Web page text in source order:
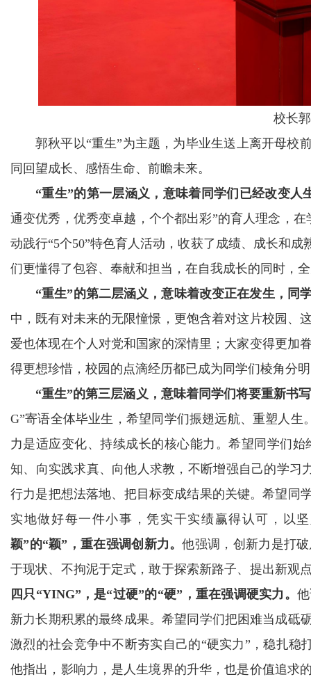
校长
郭秋平以“重生”为主题，为毕业生送上离开母校
同回望成长、感悟生命、前瞻未来。
“重生”的第一层涵义，意味着同学们已经改变
通变优秀，优秀变卓越，个个都出彩”的育人理念，
动践行“5个50”特色育人活动，收获了成绩、成长和
们更懂得了包容、奉献和担当，在自我成长的同时，
“重生”的第二层涵义，意味着改变正在发生，同
中，既有对未来的无限憧憬，更饱含着对这片校园、
爱也体现在个人对党和国家的深情里；大家变得更加
得更想珍惜，校园的点滴经历都已成为同学们棱角分
“重生”的第三层涵义，意味着同学们将要重新书
G”寄语全体毕业生，希望同学们振翅远航、重塑人生
力是适应变化、持续成长的核心能力。希望同学们
知、向实践求真、向他人求教，不断增强自己的学习
行力是把想法落地、把目标变成结果的关键。希望同
实地做好每一件小事，凭实干实绩赢得认可，以
颖”的“颖”，重在强调创新力。他强调，创新力是打
于现状、不拘泥于定式，敢于探索新路子、提出新观
四只“YING”，是“过硬”的“硬”，重在强调硬实力。
新力长期积累的最终成果。希望同学们把困难当成砥
激烈的社会竞争中不断夯实自己的“硬实力”，稳扎稳
他指出，影响力，是人生境界的升华，也是价值追求